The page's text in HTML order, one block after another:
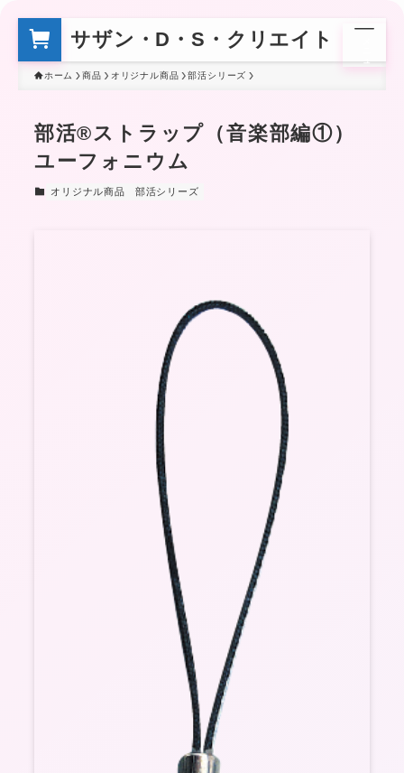
サザン・D・S・クリエイト
ュ
ホーム 商品 オリジナル商品 部活シリーズ
部活®ストラップ（音楽部編①）
ユーフォニウム
オリジナル商品 部活シリーズ